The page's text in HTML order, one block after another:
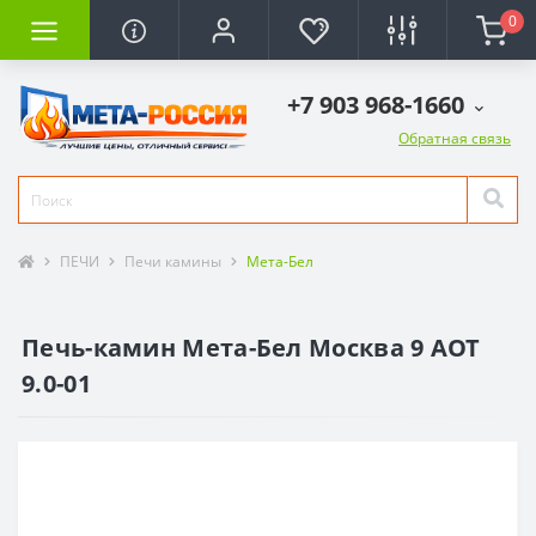
0
+7 903 968-1660
Обратная связь
ПЕЧИ Печи камины Мета-Бел
Печь-камин Мета-Бел Москва 9 АОТ
9.0-01